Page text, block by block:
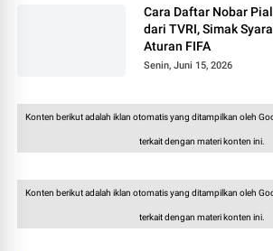
Cara Daftar Nobar
dari TVRI, Simak
Aturan FIFA
Senin, Juni 15, 2026
Konten berikut adalah iklan otomatis yang ditampilkan oleh
terkait dengan materi konten ini.
Konten berikut adalah iklan otomatis yang ditampilkan oleh
terkait dengan materi konten ini.